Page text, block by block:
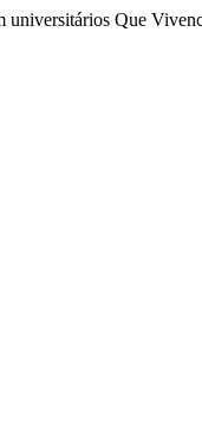
Que